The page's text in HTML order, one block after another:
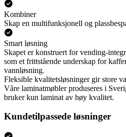
Kombiner
Skap en multifunksjonell og
Smart løsning
Skapet er konstruert for vending-
som et frittstående underskap for
vannløsning.
Fleksible kvalitetsløsninger gir store
Våre laminatmøbler produseres i
bruker kun laminat av høy kvalitet.
Kundetilpassede løsninger